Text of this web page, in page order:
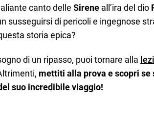
canto delle Sirene all’ira del dio
susseguirsi di pericoli e ingegnose
storia epica?
di un ripasso, puoi tornare alla
mettiti alla prova e scopri se
suo incredibile viaggio!